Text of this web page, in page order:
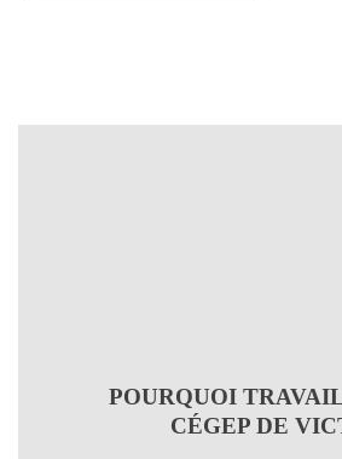
POURQUOI
CÉGEP DE